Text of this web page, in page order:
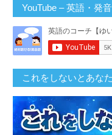
YouTube – 英語・発
これをしないとあな